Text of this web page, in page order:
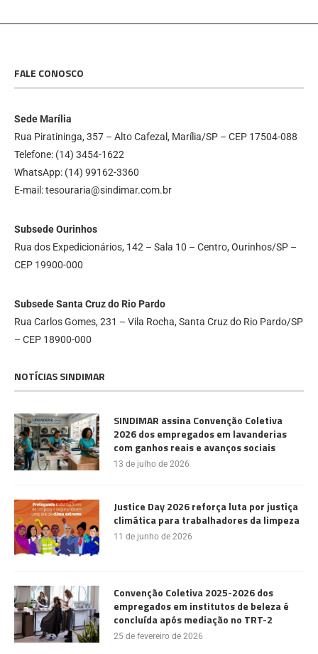
FALE CONOSCO
Sede Marília
Rua Piratininga, 357 – Alto Cafezal, Marília/SP – CEP 17504-088
Telefone: (14) 3454-1622
WhatsApp: (14) 99162-3360
E-mail: tesouraria@sindimar.com.br
Subsede Ourinhos
Rua dos Expedicionários, 142 – Sala 10 – Centro, Ourinhos/SP –
CEP 19900-000
Subsede Santa Cruz do Rio Pardo
Rua Carlos Gomes, 231 – Vila Rocha, Santa Cruz do Rio Pardo/SP
– CEP 18900-000
NOTÍCIAS SINDIMAR
SINDIMAR assina Convenção Coletiva
2026 dos empregados em lavanderias
com ganhos reais e avanços sociais
13 de julho de 2026
Justice Day 2026 reforça luta por justiça
climática para trabalhadores da limpeza
11 de junho de 2026
Convenção Coletiva 2025-2026 dos
empregados em institutos de beleza é
concluída após mediação no TRT-2
25 de fevereiro de 2026